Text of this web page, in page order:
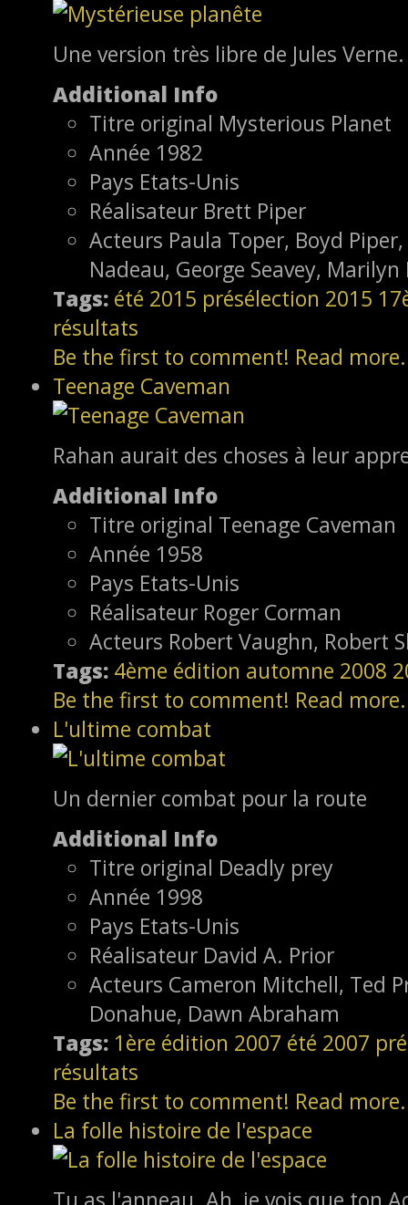
Une version très libre de Jules
Additional Info
Titre original Mysterious Planet
Année 1982
Pays Etats-Unis
Réalisateur Brett Piper
Acteurs Paula Toper, Boyd
Nadeau, George Seavey,
Tags: été 2015 présélection 2015
résultats
Be the first to comment! Read
Teenage Caveman
Rahan aurait des choses à leur
Additional Info
Titre original Teenage Caveman
Année 1958
Pays Etats-Unis
Réalisateur Roger Corman
Acteurs Robert Vaughn, Robert
Tags: 4ème édition automne 2008
Be the first to comment! Read
L'ultime combat
Un dernier combat pour la route
Additional Info
Titre original Deadly prey
Année 1998
Pays Etats-Unis
Réalisateur David A. Prior
Acteurs Cameron Mitchell, Ted
Donahue, Dawn Abraham
Tags: 1ère édition 2007 été 2007
résultats
Be the first to comment! Read
La folle histoire de l'espace
Tu as l'anneau. Ah, je vois que ton